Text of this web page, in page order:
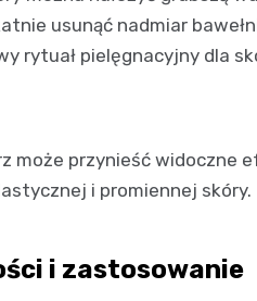
usunąć nadmiar
rytuał pielęgnacyjny dla
może przynieść widoczne
i promiennej skóry.
i zastosowanie